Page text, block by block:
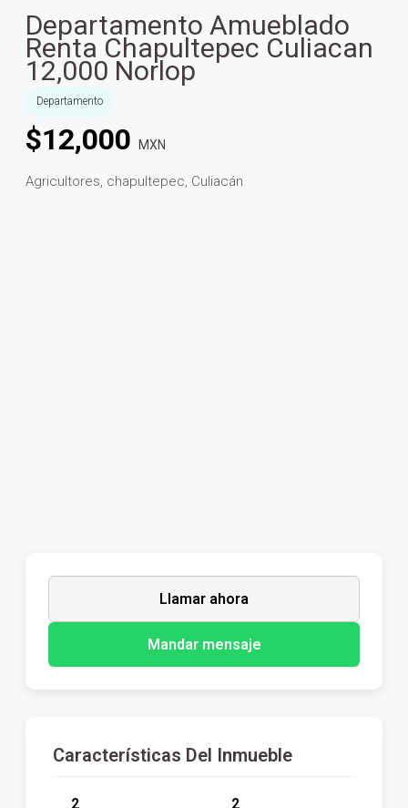
Departamento Amueblado
Renta Chapultepec Culiacan
12,000 Norlop
Departamento
$12,000 MXN
Agricultores, chapultepec, Culiacán
Llamar ahora
Mandar mensaje
Características Del Inmueble
2 2